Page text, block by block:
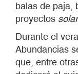
balas de paja,
proyectos
Durante el
Abundancias
que, entre